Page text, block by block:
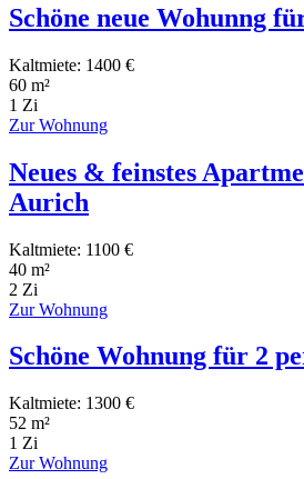
Schöne neue Wohunng
Kaltmiete: 1400 €
60 m²
1 Zi
Zur Wohnung
Neues & feinstes
Aurich
Kaltmiete: 1100 €
40 m²
2 Zi
Zur Wohnung
Schöne Wohnung für 2
Kaltmiete: 1300 €
52 m²
1 Zi
Zur Wohnung